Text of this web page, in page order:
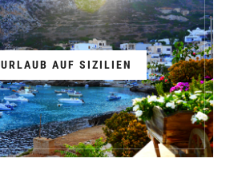
URLAUB AUF SIZILIEN